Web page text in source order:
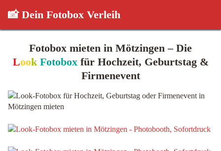
📸 Dein Fotobox Verleih
Fotobox mieten in Mötzingen – Die
Look Fotoboxfür Hochzeit, Geburtstag &
Firmenevent